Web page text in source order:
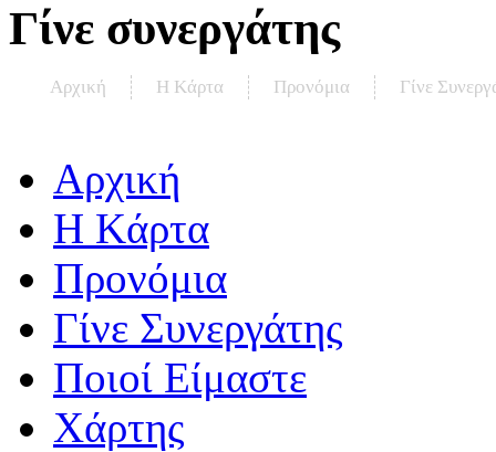
Γίνε συνεργάτης
Αρχική Η Kάρτα Προνόμια Γίνε
Αρχική
Η Kάρτα
Προνόμια
Γίνε Συνεργάτης
Ποιοί Είμαστε
Χάρτης